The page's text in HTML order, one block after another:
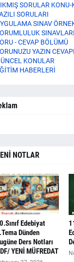
SORULAR KONU-
SORULARI
SINAV
SINAVLARI
- CEVAP BÖLÜMÜ
YAZIN
KONULAR
HABERLERİ
NOTLAR
Edebiyat
Dünden
Ders Notları
YENİ MÜFREDAT